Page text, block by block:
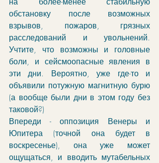
обстановку после возможных
взрывов, пожаров, грязных
расследований и увольнений.
Учтите, что возможны и головные
боли, и сейсмоопасные явления в
эти дни. Вероятно, уже где-то и
объявили потужную магнитную бурю
(а вообще были дни в этом году без
таковой?)
Впереди - оппозиция Венеры и
Юпитера (точной она будет в
воскресенье), она уже может
ощущаться, и вводить мутабельных